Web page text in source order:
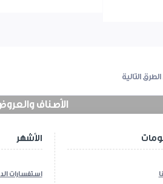
التالية
الأصناف والعروض
الأشهر
استفسارات